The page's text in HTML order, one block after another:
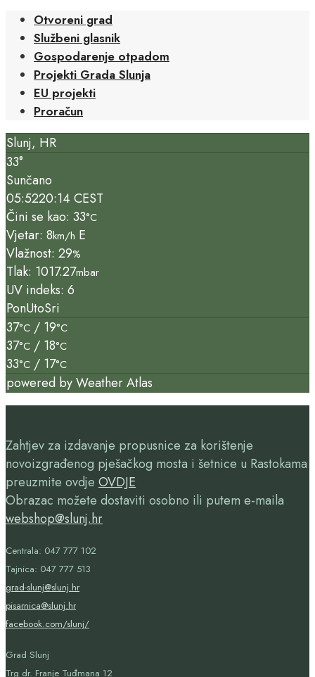
Otvoreni grad
Službeni glasnik
Gospodarenje otpadom
Projekti Grada Slunja
EU projekti
Proračun
Slunj, HR
33°
Sunčano
05:5220:14 CEST
Čini se kao: 33°C
Vjetar: 8km/h E
Vlažnost: 29%
Tlak: 1017.27mbar
UV indeks: 6
PonUtoSri
37°C / 19°C
37°C / 18°C
33°C / 17°C
powered byWeather Atlas
Zahtjev za izdavanje propusnice za korištenje
novoizgrađenog pješačkog mosta i šetnice u Rastokama
preuzmite ovdje OVDJE
Obrazac možete dostaviti osobno ili putem e-maila
webshop@slunj.hr
Centrala: 047 777 102
Tajnica: 047 777 513
grad-slunj@slunj.hr
pisarnica@slunj.hr
facebook.com/slunj/
Grad Slunj
Trg dr. Franje Tuđmana 12